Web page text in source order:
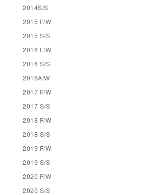
2014S/S
2015 F/W
2015 S/S
2016 F/W
2016 S/S
2016A/W
2017 F/W
2017 S/S
2018 F/W
2018 S/S
2019 F/W
2019 S/S
2020 F/W
2020 S/S